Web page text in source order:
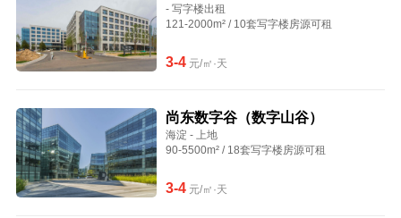
- 写字楼出租
121-2000m² / 10套写字楼房源可租
3-4元/㎡·天
尚东数字谷（数字山谷）
海淀 - 上地
90-5500m² / 18套写字楼房源可租
3-4元/㎡·天